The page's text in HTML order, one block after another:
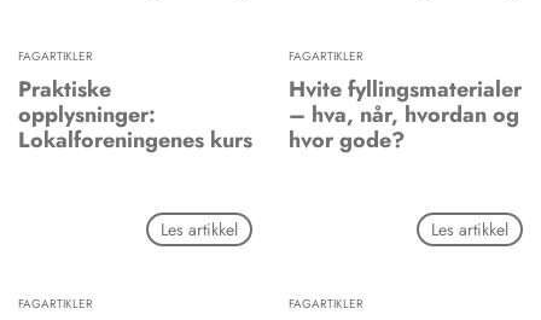
FAGARTIKLER
Praktiske
opplysninger:
Lokalforeningenes kurs
Les artikkel
FAGARTIKLER
Hvite fyllingsmaterialer
– hva, når, hvordan og
hvor gode?
Les artikkel
FAGARTIKLER FAGARTIKLER